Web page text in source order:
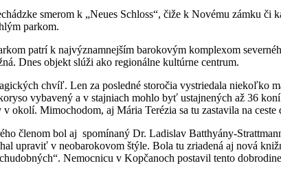
smerom k „Neues Schloss“, čiže k Novému zámku
parkom.
patrí k najvýznamnejším barokovým komplexom
Dnes objekt slúži ako regionálne kultúrne centrum.
chvíľ. Len za posledné storočia vystriedala niekoľko
vybavený a v stajniach mohlo byť ustajnených až 36
okolí. Mimochodom, aj Mária Terézia sa tu zastavila na ceste
členom bol aj spomínaný Dr. Ladislav Batthyány-
upraviť v neobarokovom štýle. Bola tu zriadená aj nová
Nemocnicu v Kopčanoch postavil tento